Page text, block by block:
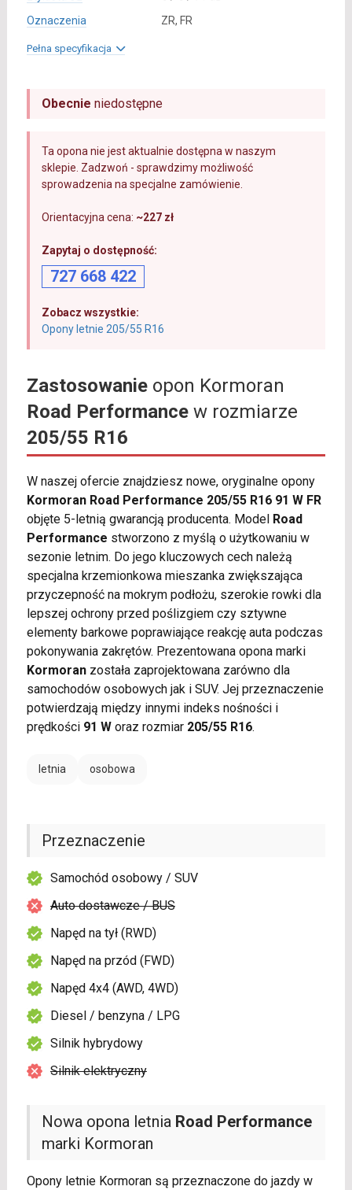
Oznaczenia
ZR, FR
Pełna specyfikacja
Obecnie niedostępne
Ta opona nie jest aktualnie dostępna w naszym
sklepie. Zadzwoń - sprawdzimy możliwość
sprowadzenia na specjalne zamówienie.
Orientacyjna cena: ~227 zł
Zapytaj o dostępność:
727 668 422
Zobacz wszystkie:
Opony letnie 205/55 R16
Zastosowanieopon Kormoran
Road Performancew rozmiarze
205/55 R16
W naszej ofercie znajdziesz nowe, oryginalne opony
Kormoran Road Performance 205/55 R16 91 W FR
objęte 5-letnią gwarancją producenta. Model Road
Performance stworzono z myślą o użytkowaniu w
sezonie letnim. Do jego kluczowych cech należą
specjalna krzemionkowa mieszanka zwiększająca
przyczepność na mokrym podłożu, szerokie rowki dla
lepszej ochrony przed poślizgiem czy sztywne
elementy barkowe poprawiające reakcję auta podczas
pokonywania zakrętów. Prezentowana opona marki
Kormoranzostała zaprojektowana zarówno dla
samochodów osobowych jak i SUV. Jej przeznaczenie
potwierdzają między innymi indeks nośności i
prędkości 91 Woraz rozmiar 205/55 R16.
letnia osobowa
Nowa opona letnia Road Performance
marki Kormoran
Opony letnie Kormoran są przeznaczone do jazdy w
Przeznaczenie
Samochód osobowy / SUV
Auto dostawcze / BUS
Napęd na tył (RWD)
Napęd na przód (FWD)
Napęd 4x4 (AWD, 4WD)
Diesel / benzyna / LPG
Silnik hybrydowy
Silnik elektryczny